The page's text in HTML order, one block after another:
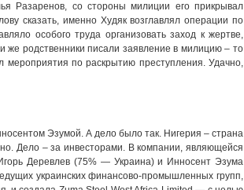
Разаренов, со стороны милиции его прикрывал
сказать, именно Худяк возглавлял операции по
особого труда организовать заход к жертве,
же родственники писали заявление в милицию – то
мероприятия по раскрытию преступления. Удачно,
Эзумой. А дело было так. Нигерия – страна
Дело – за инвесторами. В компании, являющейся
Деревлев (75% — Украина) и Инносент Эзума
украинских финансово-промышленных групп,